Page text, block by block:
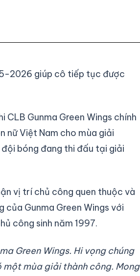
2026 giúp cô tiếp tục được
Gunma Green Wings chính
nữ Việt Nam cho mùa giải
bóng đang thi đấu tại giải
vị trí chủ công quen thuộc và
Gunma Green Wings với
công sinh năm 1997.
Green Wings. Hi vọng chúng
một mùa giải thành công. Mong